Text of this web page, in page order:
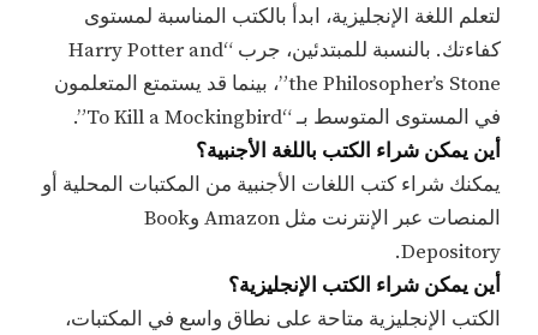
لتعلم اللغة الإنجليزية، ابدأ بالكتب المناسبة لمستوى
كفاءتك. بالنسبة للمبتدئين، جرب “Harry Potter and
the Philosopher’s Stone”، بينما قد يستمتع المتعلمون
في المستوى المتوسط بـ “To Kill a Mockingbird”.
أين يمكن شراء الكتب باللغة الأجنبية؟
يمكنك شراء كتب اللغات الأجنبية من المكتبات المحلية أو
المنصات عبر الإنترنت مثل Amazon وBook
Depository.
أين يمكن شراء الكتب الإنجليزية؟
الكتب الإنجليزية متاحة على نطاق واسع في المكتبات،